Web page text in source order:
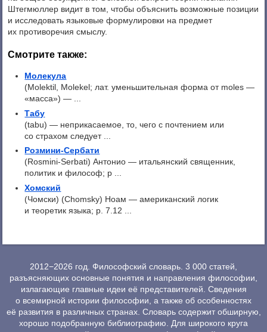
Штегмюллер видит в том, чтобы объяснить возможные позиции
и исследовать языковые формулировки на предмет
их противоречия смыслу.
Смотрите также:
Молекула
(Molektil, Molekel; лат. уменьшительная форма от moles —
«масса») — ...
Табу
(tabu) — неприкасаемое, то, чего с почтением или
со страхом следует ...
Розмини-Сербати
(Rosmini-Serbati) Антонио — итальянский священник,
политик и философ; р ...
Хомский
(Чомски) (Chomsky) Ноам — американский логик
и теоретик языка; р. 7.12 ...
2012−2026 год. Философский словарь. 3 000 статей,
разъясняющих основные понятия и направления философии,
излагающие главные идеи её представителей. Сведения
о всемирной истории философии, а также об особенностях
её развития в различных странах. Словарь содержит обширную,
хорошо подобранную библиографию. Для широкого круга